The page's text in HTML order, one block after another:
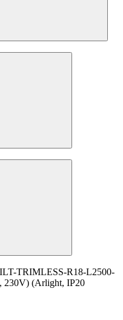
TRIMLESS-R18-L2500-
230V) (Arlight, IP20